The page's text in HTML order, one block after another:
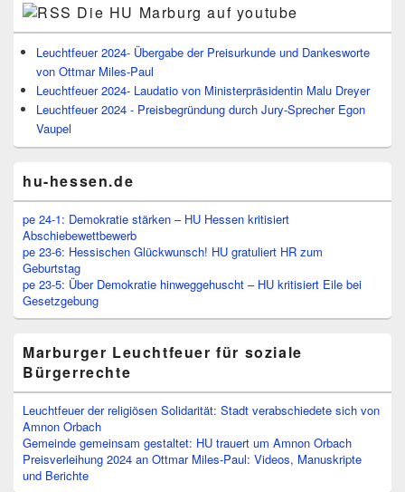
Die HU Marburg auf youtube
Leuchtfeuer 2024- Übergabe der Preisurkunde und Dankesworte
von Ottmar Miles-Paul
Leuchtfeuer 2024- Laudatio von Ministerpräsidentin Malu Dreyer
Leuchtfeuer 2024 - Preisbegründung durch Jury-Sprecher Egon
Vaupel
hu-hessen.de
pe 24-1: Demokratie stärken – HU Hessen kritisiert
Abschiebewettbewerb
pe 23-6: Hessischen Glückwunsch! HU gratuliert HR zum
Geburtstag
pe 23-5: Über Demokratie hinweggehuscht – HU kritisiert Eile bei
Gesetzgebung
Marburger Leuchtfeuer für soziale
Bürgerrechte
Leuchtfeuer der religiösen Solidarität: Stadt verabschiedete sich von
Amnon Orbach
Gemeinde gemeinsam gestaltet: HU trauert um Amnon Orbach
Preisverleihung 2024 an Ottmar Miles-Paul: Videos, Manuskripte
und Berichte